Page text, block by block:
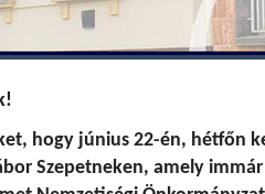
hogy június 22-én, hétfőn
Szepetneken, amely